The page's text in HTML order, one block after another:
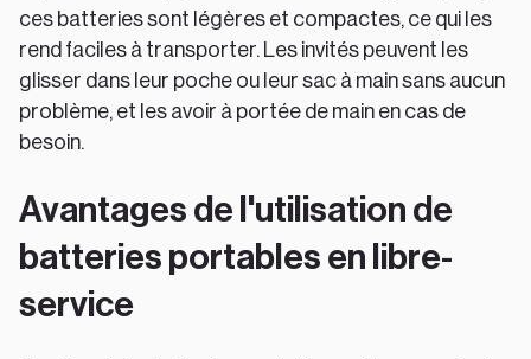
ces batteries sont légères et compactes, ce qui les
rend faciles à transporter. Les invités peuvent les
glisser dans leur poche ou leur sac à main sans aucun
problème, et les avoir à portée de main en cas de
besoin.
Avantages de l'utilisation de
batteries portables en libre-
service